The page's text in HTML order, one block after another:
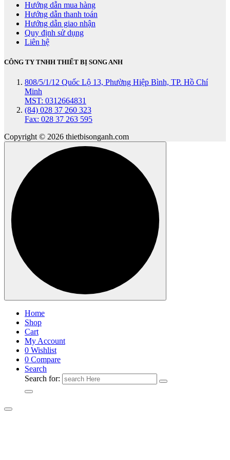
Hướng dẫn mua hàng
Hướng dẫn thanh toán
Hướng dẫn giao nhận
Quy định sử dụng
Liên hệ
CÔNG TY TNHH THIẾT BỊ SONG ANH
808/5/1/12 Quốc Lộ 13, Phường Hiệp Bình, TP. Hồ Chí
Minh
MST: 0312664831
(84) 028 37 260 323
Fax: 028 37 263 595
Copyright © 2026 thietbisonganh.com
Home
Shop
Cart
My Account
0 Wishlist
0 Compare
Search
Search for: